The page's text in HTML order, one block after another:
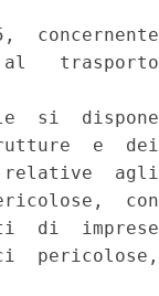
concernente
trasporto
si  dispone
e  dei
relative  agli
con
di  imprese
pericolose,